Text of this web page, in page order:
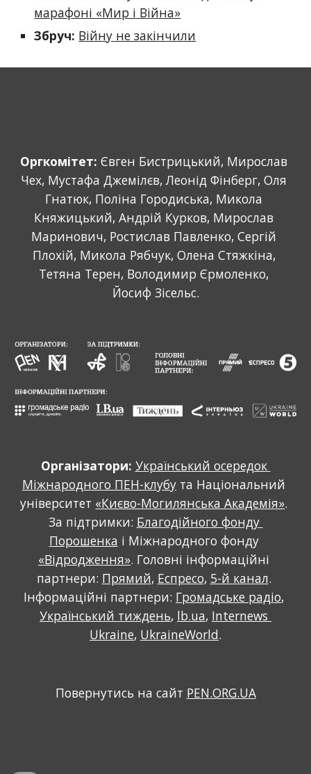
марафоні «Мир і Війна»
Збруч: Війну не закінчили
Оргкомітет: Євген Бистрицький, Мирослав
Чех, Мустафа Джемілєв, Леонід Фінберг, Оля
Гнатюк, Поліна Городиська, Микола
Княжицький, Андрій Курков, Мирослав
Маринович, Ростислав Павленко, Сергій
Плохій, Микола Рябчук, Олена Стяжкіна,
Тетяна Терен, Володимир Єрмоленко,
Йосиф Зісельс.
Організатори: Український осередок
Міжнародного ПЕН-клубу та Національний
університет «Києво-Могилянська Академія».
За підтримки: Благодійного фонду
Порошенка
і Міжнародного фонду
«Відродження». Головні інформаційні
партнери: Прямий, Еспресо, 5-й канал.
Інформаційні партнери: Громадське радіо
Український тиждень, lb.ua, Internews
Ukraine, UkraineWorld.
Повернутись на сайт PEN.ORG.UA